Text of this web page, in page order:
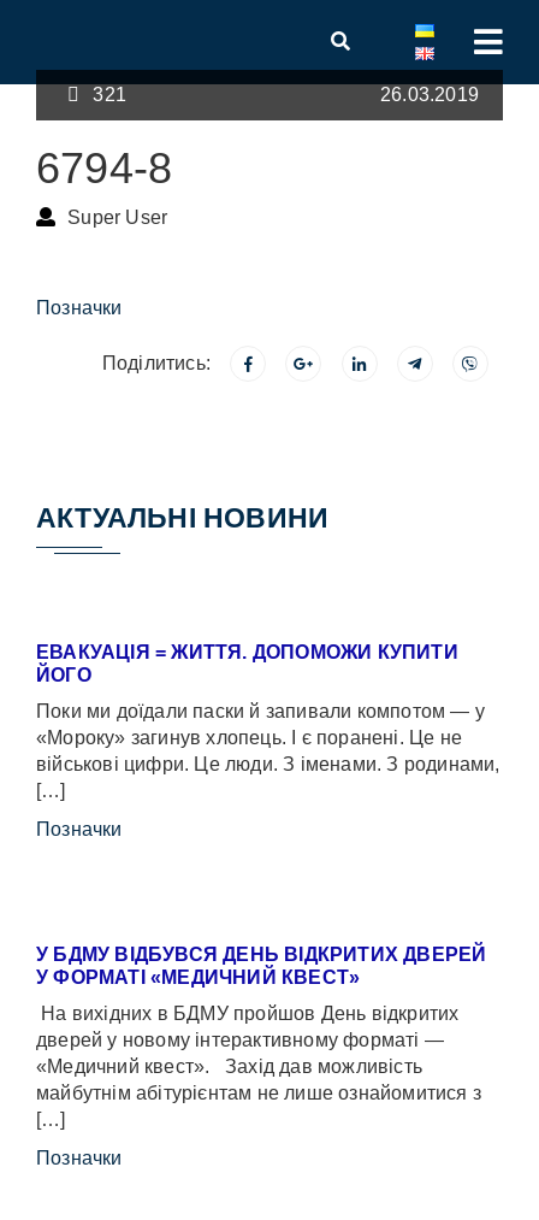
321 26.03.2019
6794-8
Super User
Позначки
Поділитись:
АКТУАЛЬНІ НОВИНИ
ЕВАКУАЦІЯ = ЖИТТЯ. ДОПОМОЖИ КУПИТИ
ЙОГО
Поки ми доїдали паски й запивали компотом — у
«Мороку» загинув хлопець. І є поранені. Це не
військові цифри. Це люди. З іменами. З родинами,
[…]
Позначки
У БДМУ ВІДБУВСЯ ДЕНЬ ВІДКРИТИХ ДВЕРЕЙ
У ФОРМАТІ «МЕДИЧНИЙ КВЕСТ»
На вихідних в БДМУ пройшов День відкритих
дверей у новому інтерактивному форматі —
«Медичний квест». Захід дав можливість
майбутнім абітурієнтам не лише ознайомитися з
[…]
Позначки